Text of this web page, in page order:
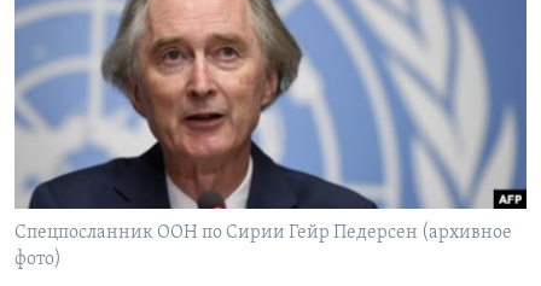
Learning English
СОЦИАЛЬНЫЕ СЕТИ
Спецпосланник ООН по Сирии Гейр Педерсен (архивное
фото)